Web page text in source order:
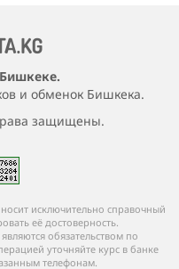
и обменок Бишкека.
защищены.
исключительно справочный
её достоверность.
обязательством по
уточняйте курс в банке
телефонам.